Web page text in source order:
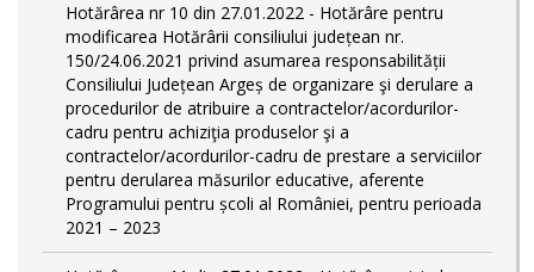
Hotărârea nr 10 din 27.01.2022 - Hotărâre pentru
modificarea Hotărârii consiliului județean nr.
150/24.06.2021 privind asumarea responsabilității
Consiliului Județean Argeș de organizare şi derulare a
procedurilor de atribuire a contractelor/acordurilor-
cadru pentru achiziţia produselor şi a
contractelor/acordurilor-cadru de prestare a serviciilor
pentru derularea măsurilor educative, aferente
Programului pentru școli al României, pentru perioada
2021 – 2023